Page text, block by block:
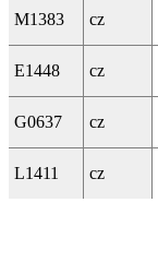
M1383 cz
E1448 cz
G0637 cz
L1411 cz